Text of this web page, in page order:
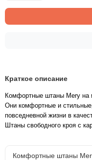
Краткое описание
Комфортные штаны Mery на
Они комфортные и
повседневной жизни в
Штаны свободного кроя с
Комфортные штаны